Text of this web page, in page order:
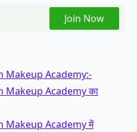
Join Now
Makeup Academy:-
Makeup Academy का
Makeup Academy में